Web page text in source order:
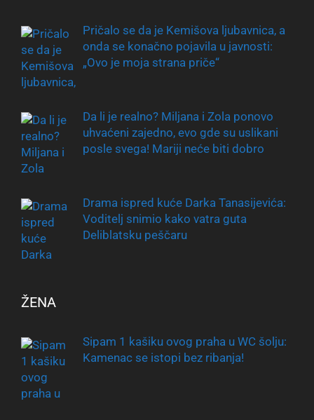
Pričalo se da je Kemišova ljubavnica, a
onda se konačno pojavila u javnosti:
„Ovo je moja strana priče“
Da li je realno? Miljana i Zola ponovo
uhvaćeni zajedno, evo gde su uslikani
posle svega! Mariji neće biti dobro
Drama ispred kuće Darka Tanasijevića:
Voditelj snimio kako vatra guta
Deliblatsku peščaru
ŽENA
Sipam 1 kašiku ovog praha u WC šolju:
Kamenac se istopi bez ribanja!